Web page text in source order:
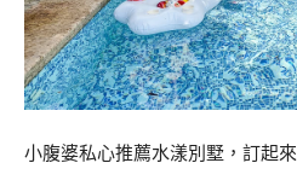
小腹婆私心推薦水漾別墅，訂起